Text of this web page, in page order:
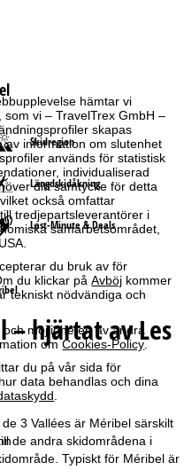
hämtar vi
vi – TravelTrex GmbH –
skapas
av information om slutenhet
används för statistisk
individualiserad
ditt samtycke för detta
också omfattar
tredjepartsleverantörer i
samarbetsområdet,
du bruk av för
du klickar påAvböj kommer
tekniskt nödvändiga och
och möjligheten av ändra
omCookies-Policy.
du på vår sida för
data behandlas och dina
Skidregion
Längdskidåkning
Last-Minute & Deals
– hjärtat av Les
3 Vallées är Méribel särskilt
de andra skidområdena i
Typiskt för Méribel är